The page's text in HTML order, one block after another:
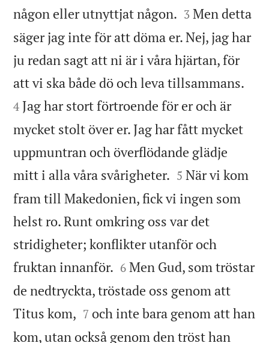
någon eller utnyttjat någon. 

3 Men detta
säger jag inte för att döma er. Nej, jag har
ju redan sagt att ni är i våra hjärtan, för
att vi ska både dö och leva tillsammans.
4 Jag har stort förtroende för er och är
mycket stolt över er. Jag har fått mycket
uppmuntran och överflödande glädje
mitt i alla våra svårigheter. 

5 När vi kom
fram till Makedonien, fick vi ingen som
helst ro. Runt omkring oss var det
stridigheter; konflikter utanför och
fruktan innanför. 

6 Men Gud, som tröstar
de nedtryckta, tröstade oss genom att
Titus kom, 

7 och inte bara genom att han
kom, utan också genom den tröst han